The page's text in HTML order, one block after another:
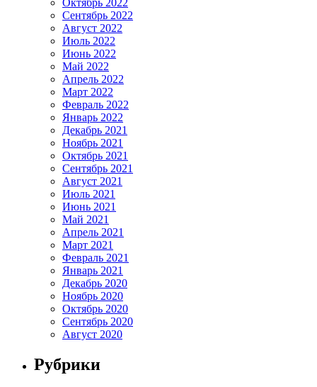
Октябрь 2022
Сентябрь 2022
Август 2022
Июль 2022
Июнь 2022
Май 2022
Апрель 2022
Март 2022
Февраль 2022
Январь 2022
Декабрь 2021
Ноябрь 2021
Октябрь 2021
Сентябрь 2021
Август 2021
Июль 2021
Июнь 2021
Май 2021
Апрель 2021
Март 2021
Февраль 2021
Январь 2021
Декабрь 2020
Ноябрь 2020
Октябрь 2020
Сентябрь 2020
Август 2020
Рубрики